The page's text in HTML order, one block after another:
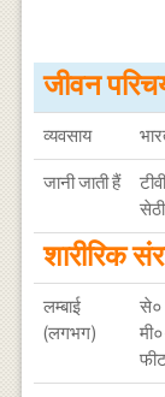
जीवन
व्यवसाय
जानी जाती हैं
शारीरिक
लम्बाई
(लगभग)
से०